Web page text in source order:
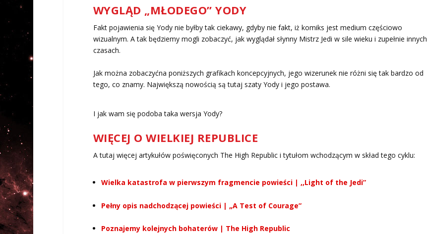
WYGLĄD „MŁODEGO” YODY
Fakt pojawienia się Yody nie byłby tak ciekawy, gdyby nie fakt, iż komiks jest medium częściowo
wizualnym. A tak będziemy mogli zobaczyć, jak wyglądał słynny Mistrz Jedi w sile wieku i zupełnie innych
czasach.
Jak można zobaczyćna poniższych grafikach koncepcyjnych, jego wizerunek nie różni się tak bardzo od
tego, co znamy. Największą nowością są tutaj szaty Yody i jego postawa.
I jak wam się podoba taka wersja Yody?
WIĘCEJ O WIELKIEJ REPUBLICE
A tutaj więcej artykułów poświęconych The High Republic i tytułom wchodzącym w skład tego cyklu:
Wielka katastrofa w pierwszym fragmencie powieści | ,,Light of the Jedi”
Pełny opis nadchodzącej powieści | „A Test of Courage”
Poznajemy kolejnych bohaterów | The High Republic